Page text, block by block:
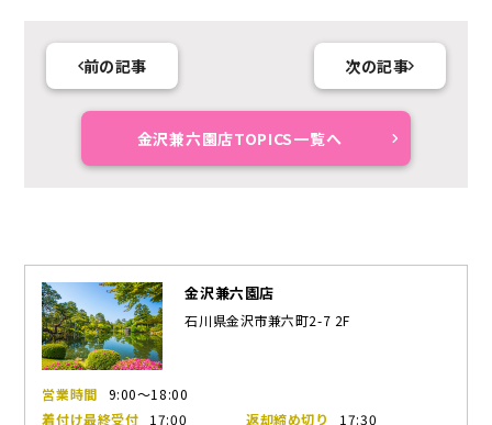
前の記事 次の記事
金沢兼六園店TOPICS一覧へ
金沢兼六園店
石川県金沢市兼六町2-7 2F
営業時間
9:00～18:00
着付け最終受付
17:00 返却締め切り 17:30